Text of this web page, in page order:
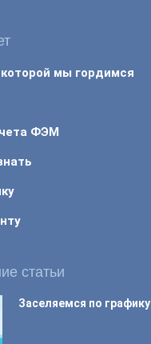
мы гордимся
ФЭМ
статьи
Заселяемся по графику